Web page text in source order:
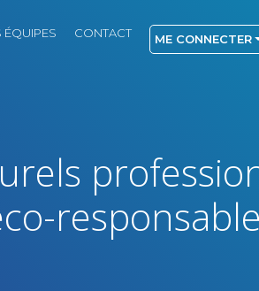
ÉQUIPES CONTACT ME CONNECTER